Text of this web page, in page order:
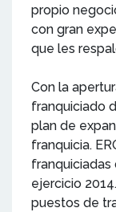
propio
con gran
que les
Con la
franquiciado
plan de
franquicia.
ejercicio
puestos de